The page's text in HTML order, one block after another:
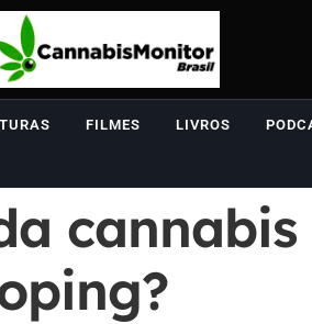
FILMES LIVROS